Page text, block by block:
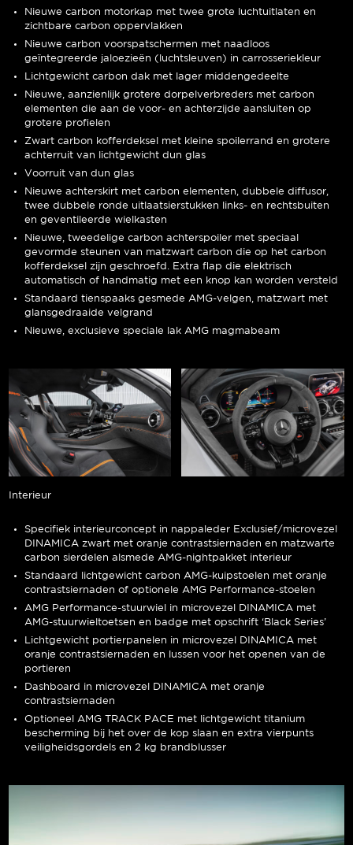
Nieuwe carbon motorkap met twee grote luchtuitlaten en
zichtbare carbon oppervlakken
Nieuwe carbon voorspatschermen met naadloos
geïntegreerde jaloezieën (luchtsleuven) in carrosseriekleur
Lichtgewicht carbon dak met lager middengedeelte
Nieuwe, aanzienlijk grotere dorpelverbreders met carbon
elementen die aan de voor- en achterzijde aansluiten op
grotere profielen
Zwart carbon kofferdeksel met kleine spoilerrand en grotere
achterruit van lichtgewicht dun glas
Voorruit van dun glas
Nieuwe achterskirt met carbon elementen, dubbele diffusor,
twee dubbele ronde uitlaatsierstukken links- en rechtsbuiten
en geventileerde wielkasten
Nieuwe, tweedelige carbon achterspoiler met speciaal
gevormde steunen van matzwart carbon die op het carbon
kofferdeksel zijn geschroefd. Extra flap die elektrisch
automatisch of handmatig met een knop kan worden versteld
Standaard tienspaaks gesmede AMG-velgen, matzwart met
glansgedraaide velgrand
Nieuwe, exclusieve speciale lak AMG magmabeam
Interieur
Specifiek interieurconcept in nappaleder Exclusief/microvezel
DINAMICA zwart met oranje contrastsiernaden en matzwarte
carbon sierdelen alsmede AMG-nightpakket interieur
Standaard lichtgewicht carbon AMG-kuipstoelen met oranje
contrastsiernaden of optionele AMG Performance-stoelen
AMG Performance-stuurwiel in microvezel DINAMICA met
AMG-stuurwieltoetsen en badge met opschrift ‘Black Series’
Lichtgewicht portierpanelen in microvezel DINAMICA met
oranje contrastsiernaden en lussen voor het openen van de
portieren
Dashboard in microvezel DINAMICA met oranje
contrastsiernaden
Optioneel AMG TRACK PACE met lichtgewicht titanium
bescherming bij het over de kop slaan en extra vierpunts
veiligheidsgordels en 2 kg brandblusser